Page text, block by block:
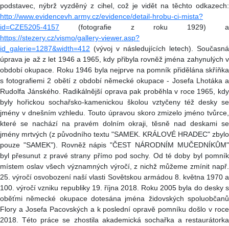
podstavec, nýbrž vyzděný z cihel, což je vidět na těchto odkazech:
http://www.evidencevh.army.cz/evidence/detail-hrobu-ci-mista?
id=CZE5205-4157 (fotografie z roku 1929) a
https://stezery.cz/vismo/gallery-viewer.asp?
id_galerie=1287&width=412 (vývoj v následujících letech). Současná
úprava je až z let 1946 a 1965, kdy přibyla rovněž jména zahynulých v
období okupace. Roku 1946 byla nejprve na pomník přidělána skříňka
s fotografiemi 2 obětí z období německé okupace - Josefa Lhotáka a
Rudolfa Jánského. Radikálnější oprava pak proběhla v roce 1965, kdy
byly hořickou sochařsko-kamenickou školou vztyčeny též desky se
jmény v dnešním vzhledu. Touto úpravou skoro zmizelo jméno tvůrce,
které se nachází na pravém dolním okraji, těsně nad deskami se
jmény mrtvých (z původního textu "SAMEK. KRÁLOVÉ HRADEC" zbylo
pouze "SAMEK"). Rovněž nápis "ČEST NÁRODNÍM MUČEDNÍKŮM"
byl přesunut z pravé strany přímo pod sochy. Od té doby byl pomník
místem oslav všech významných výročí, z nichž můžeme zmínit např.
25. výročí osvobození naší vlasti Sovětskou armádou 8. května 1970 a
100. výročí vzniku republiky 19. října 2018. Roku 2005 byla do desky s
oběťmi německé okupace dotesána jména židovských spoluobčanů
Flory a Josefa Pacovských a k poslední opravě pomníku došlo v roce
2018. Této práce se zhostila akademická sochařka a restaurátorka